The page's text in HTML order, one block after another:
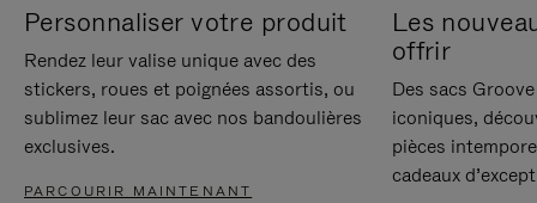
Personnaliser votre produit
Rendez leur valise unique avec des
stickers, roues et poignées assortis, ou
sublimez leur sac avec nos bandoulières
exclusives.
PARCOURIR MAINTENANT
Les
offrir
Des sacs
iconiques,
pièces
cadeaux